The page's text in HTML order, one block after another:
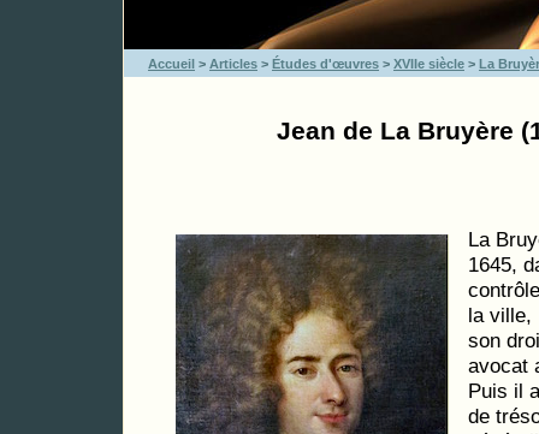
Accueil > Articles > Études d'œuvres > XVIIe siècle > La
Jean de La Bruyère
La
1645,
la ville,
son
avocat
Puis il
de